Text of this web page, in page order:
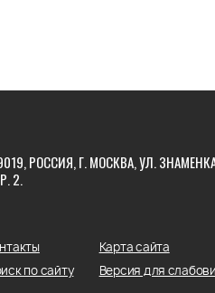
РОССИЯ, Г. МОСКВА, УЛ.
2.
Карта сайта
по сайту
Версия для